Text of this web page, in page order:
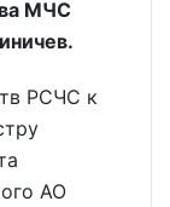
МЧС
РСЧС к
АО